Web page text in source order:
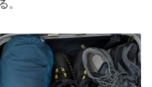
。